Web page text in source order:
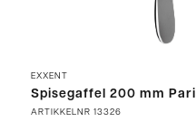
EXXENT
Spisegaffel 200 mm
ARTIKKELNR 13326